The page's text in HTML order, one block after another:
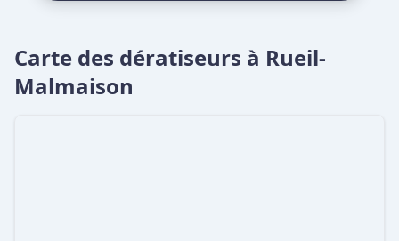
Carte des dératiseurs à Rueil-
Malmaison